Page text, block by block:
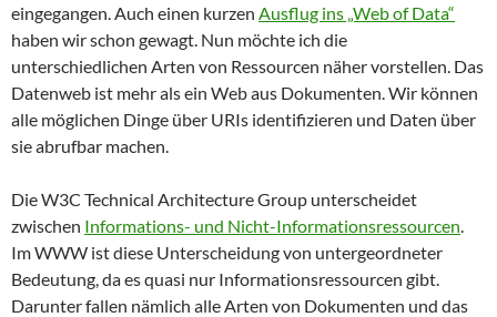
eingegangen. Auch einen kurzen Ausflug ins „Web of Data“
haben wir schon gewagt. Nun möchte ich die
unterschiedlichen Arten von Ressourcen näher vorstellen. Das
Datenweb ist mehr als ein Web aus Dokumenten. Wir können
alle möglichen Dinge über URIs identifizieren und Daten über
sie abrufbar machen.
Die W3C Technical Architecture Group unterscheidet
zwischen Informations- und Nicht-Informationsressourcen.
Im WWW ist diese Unterscheidung von untergeordneter
Bedeutung, da es quasi nur Informationsressourcen gibt.
Darunter fallen nämlich alle Arten von Dokumenten und das